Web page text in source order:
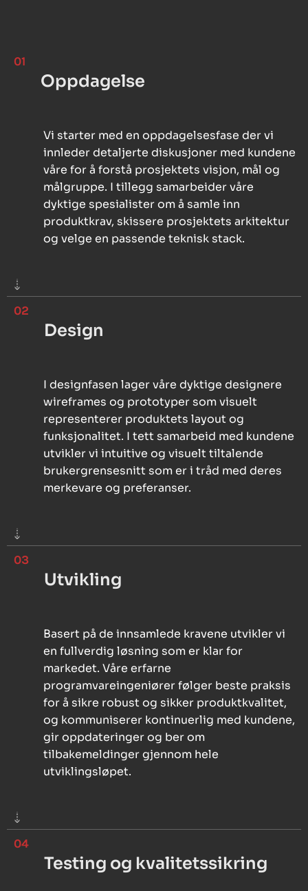
01
Oppdagelse
Vi starter med en oppdagelsesfase der vi
innleder detaljerte diskusjoner med kundene
våre for å forstå prosjektets visjon, mål og
målgruppe. I tillegg samarbeider våre
dyktige spesialister om å samle inn
produktkrav, skissere prosjektets arkitektur
og velge en passende teknisk stack.
02
Design
I designfasen lager våre dyktige designere
wireframes og prototyper som visuelt
representerer produktets layout og
funksjonalitet. I tett samarbeid med kundene
utvikler vi intuitive og visuelt tiltalende
brukergrensesnitt som er i tråd med deres
merkevare og preferanser.
03
Utvikling
Basert på de innsamlede kravene utvikler vi
en fullverdig løsning som er klar for
markedet. Våre erfarne
programvareingeniører følger beste praksis
for å sikre robust og sikker produktkvalitet,
og kommuniserer kontinuerlig med kundene,
gir oppdateringer og ber om
tilbakemeldinger gjennom hele
utviklingsløpet.
04
Testing og kvalitetssikring